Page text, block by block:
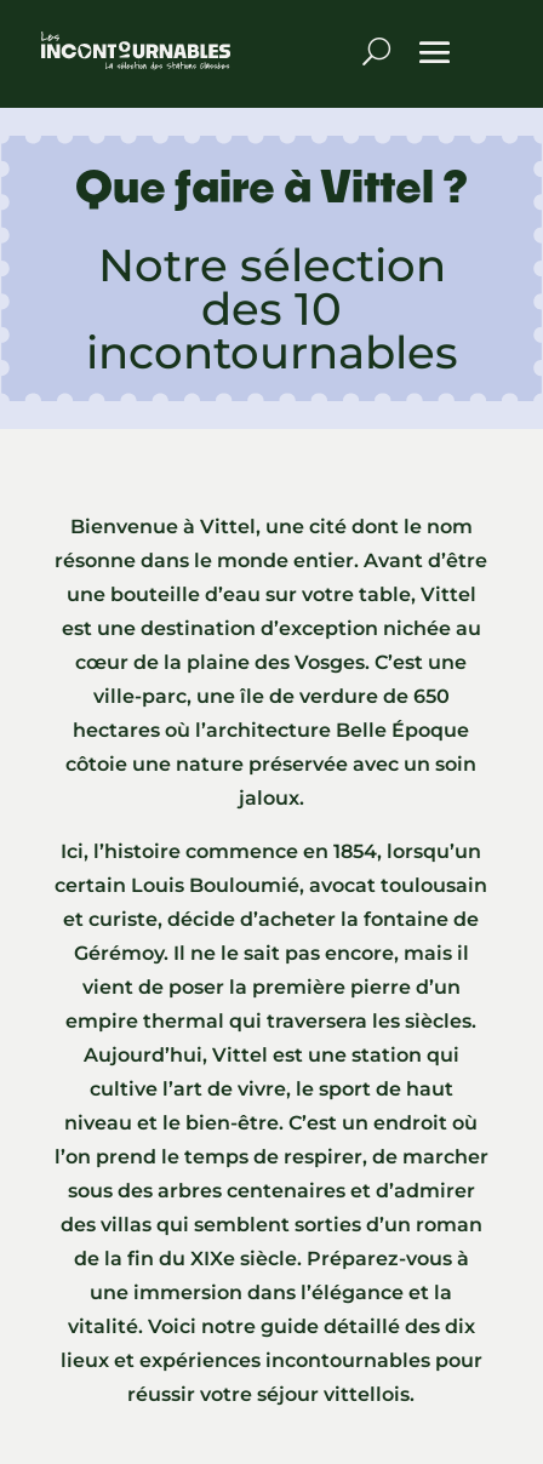
Que faire à Vittel ?
Notre sélection
des 10
incontournables
Bienvenue à Vittel, une cité dont le nom
résonne dans le monde entier. Avant d’être
une bouteille d’eau sur votre table, Vittel
est une destination d’exception nichée au
cœur de la plaine des Vosges. C’est une
ville-parc, une île de verdure de 650
hectares où l’architecture Belle Époque
côtoie une nature préservée avec un soin
jaloux.
Ici, l’histoire commence en 1854, lorsqu’un
certain Louis Bouloumié, avocat toulousain
et curiste, décide d’acheter la fontaine de
Gérémoy. Il ne le sait pas encore, mais il
vient de poser la première pierre d’un
empire thermal qui traversera les siècles.
Aujourd’hui, Vittel est une station qui
cultive l’art de vivre, le sport de haut
niveau et le bien-être. C’est un endroit où
l’on prend le temps de respirer, de marcher
sous des arbres centenaires et d’admirer
des villas qui semblent sorties d’un roman
de la fin du XIXe siècle. Préparez-vous à
une immersion dans l’élégance et la
vitalité. Voici notre guide détaillé des dix
lieux et expériences incontournables pour
réussir votre séjour vittellois.